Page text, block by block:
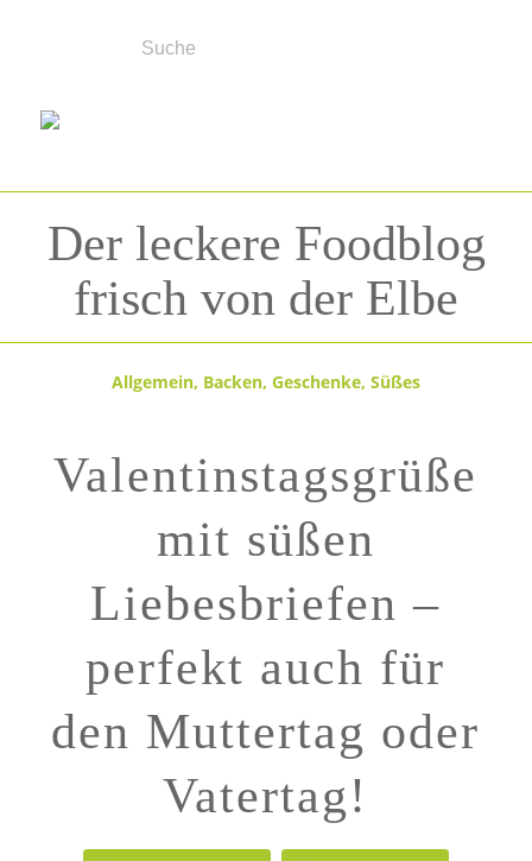
Der leckere Foodblog
frisch von der Elbe
Allgemein, Backen, Geschenke, Süßes
Valentinstagsgrüße
mit süßen
Liebesbriefen –
perfekt auch für
den Muttertag oder
Vatertag!